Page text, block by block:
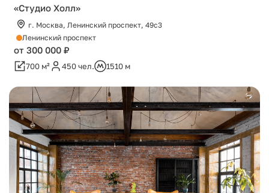
«Студио Холл»
г. Москва, Ленинский проспект, 49с3
Ленинский проспект
от 300 000 ₽
700 м² 450 чел. 1510 м